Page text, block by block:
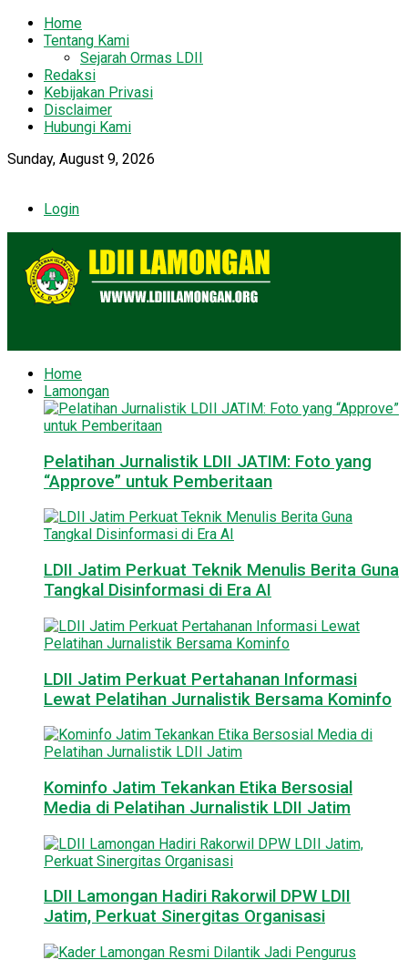
Home
Tentang Kami
Sejarah Ormas LDII
Redaksi
Kebijakan Privasi
Disclaimer
Hubungi Kami
Sunday, August 9, 2026
Login
Home
Lamongan
Pelatihan Jurnalistik LDII JATIM: Foto yang
“Approve” untuk Pemberitaan
LDII Jatim Perkuat Teknik Menulis Berita Guna
Tangkal Disinformasi di Era AI
LDII Jatim Perkuat Pertahanan Informasi
Lewat Pelatihan Jurnalistik Bersama Kominfo
Kominfo Jatim Tekankan Etika Bersosial
Media di Pelatihan Jurnalistik LDII Jatim
LDII Lamongan Hadiri Rakorwil DPW LDII
Jatim, Perkuat Sinergitas Organisasi